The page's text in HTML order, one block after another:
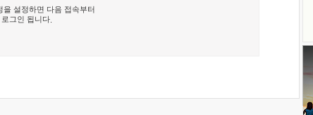
을 설정하면 다음 접속부터
그인 됩니다